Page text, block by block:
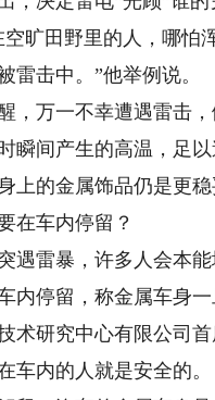
田野里的人，哪怕浑
雷击中。”他举例说。
万一不幸遭遇雷击，
瞬间产生的高温，足
上的金属饰品仍是更稳
车内停留？
雷暴，许多人会本能
内停留，称金属车身
研究中心有限公司首
车内的人就是安全的。